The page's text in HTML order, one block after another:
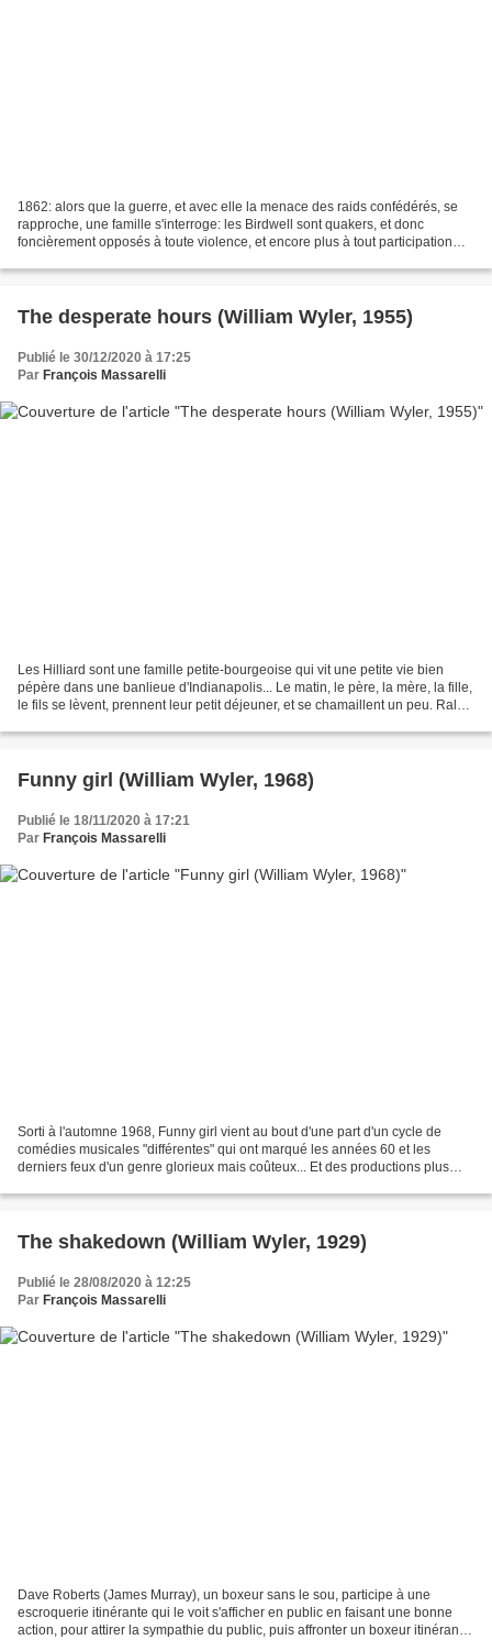
1862: alors que la guerre, et avec elle la menace des raids confédérés, se
rapproche, une famille s'interroge: les Birdwell sont quakers, et donc
foncièrement opposés à toute violence, et encore plus à tout participation
The desperate hours (William Wyler, 1955)
Publié le 30/12/2020 à 17:25
Par François Massarelli
Les Hilliard sont une famille petite-bourgeoise qui vit une petite vie bien
pépère dans une banlieue d'Indianapolis... Le matin, le père, la mère, la fille,
le fils se lèvent, prennent leur petit déjeuner, et se chamaillent un peu. Ralph
Funny girl (William Wyler, 1968)
Publié le 18/11/2020 à 17:21
Par François Massarelli
Sorti à l'automne 1968, Funny girl vient au bout d'une part d'un cycle de
comédies musicales "différentes" qui ont marqué les années 60 et les
derniers feux d'un genre glorieux mais coûteux... Et des productions plus
The shakedown (William Wyler, 1929)
Publié le 28/08/2020 à 12:25
Par François Massarelli
Dave Roberts (James Murray), un boxeur sans le sou, participe à une
escroquerie itinérante qui le voit s'afficher en public en faisant une bonne
action, pour attirer la sympathie du public, puis affronter un boxeur itinérant